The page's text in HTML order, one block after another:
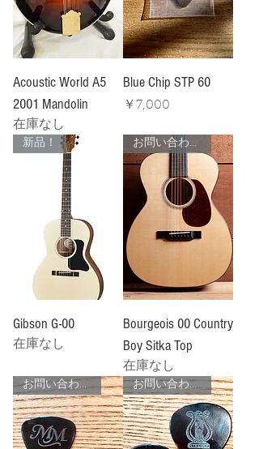
Acoustic World A5
2001 Mandolin
在庫なし
Blue Chip STP 60
価格
￥7,000
新品！
Gibson G-00
在庫なし
お問い合わせ下さい！
Bourgeois 00 Country
Boy Sitka Top
在庫なし
お問い合わせ下さい！ お問い合わせ下さい